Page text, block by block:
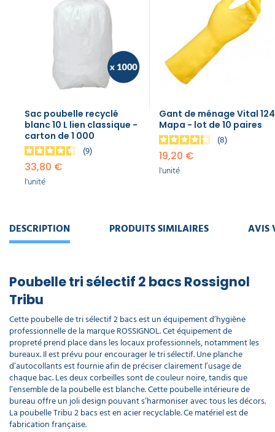
119,00 €
Sac poubelle recyclé
blanc 10 L lien classique -
carton de 1 000
9
33,80 €
l'unité
Gant de ménage Vital 124
Mapa - lot de 10 paires
8
19,20 €
l'unité
DESCRIPTION PRODUITS SIMILAIRES AVIS
Poubelle tri sélectif 2 bacs Rossignol
Tribu
Cette poubelle de tri sélectif 2 bacs est un équipement d’hygiène
professionnelle de la marque ROSSIGNOL. Cet équipement de
propreté prend place dans les locaux professionnels, notamment les
bureaux. Il est prévu pour encourager le tri sélectif. Une planche
d’autocollants est fournie afin de préciser clairement l’usage de
chaque bac. Les deux corbeilles sont de couleur noire, tandis que
l’ensemble de la poubelle est blanche. Cette poubelle intérieure de
bureau offre un joli design pouvant s’harmoniser avec tous les décors.
La poubelle Tribu 2 bacs est en acier recyclable. Ce matériel est de
fabrication française.